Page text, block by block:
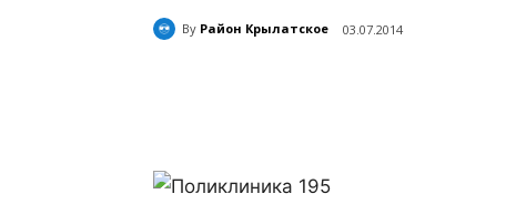
By Район Крылатское 03.07.2014